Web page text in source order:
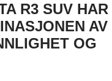
R3 SUV HAR
AV
OG